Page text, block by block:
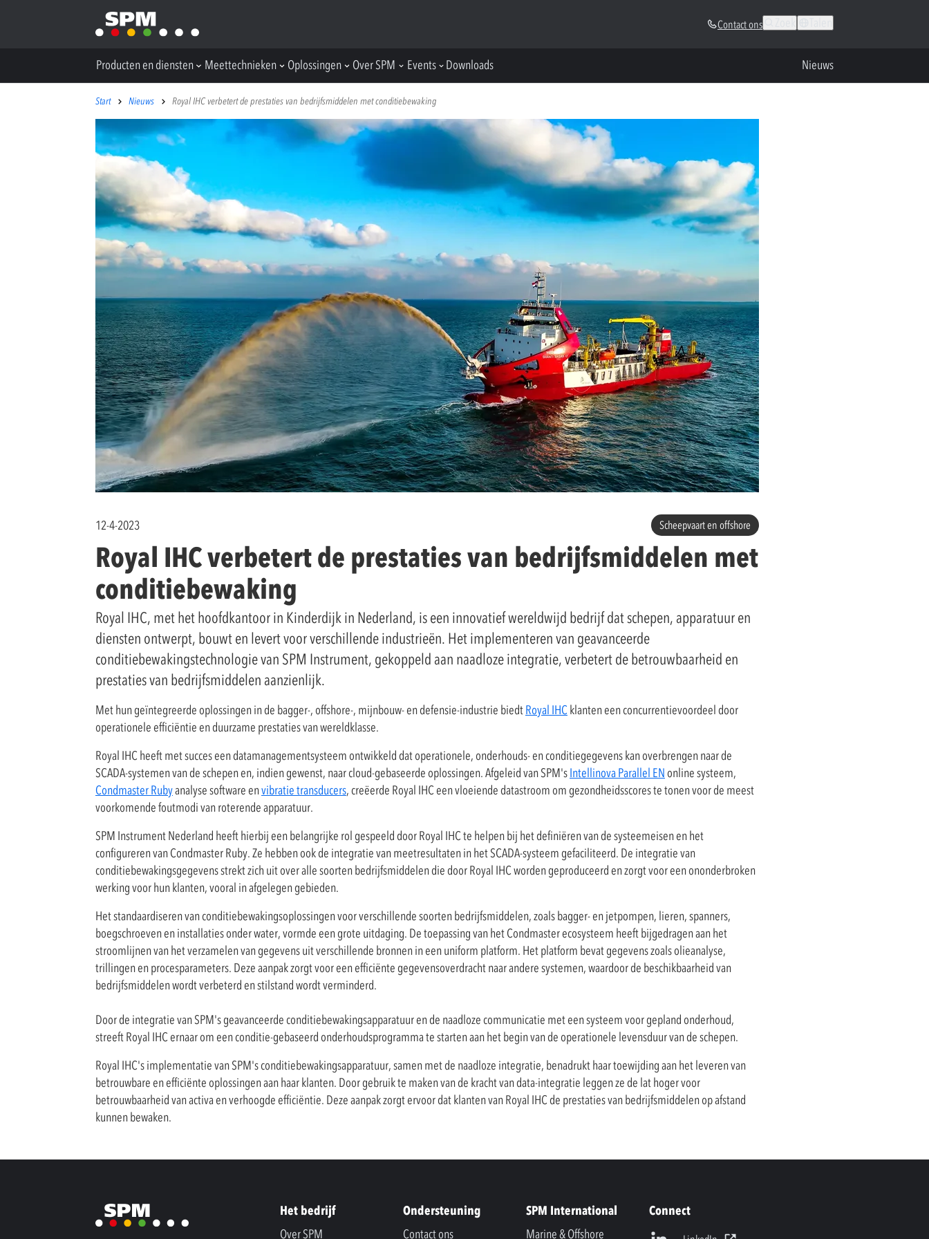
Contact ons
Producten en diensten Meettechnieken Oplossingen Over SPM Events Downloads Nieuws
Start Nieuws Royal IHC verbetert de prestaties van bedrijfsmiddelen met conditiebewaking
12-4-2023 Scheepvaart en offshore
Royal IHC verbetert de prestaties van bedrijfsmiddelen met
conditiebewaking
Royal IHC, met het hoofdkantoor in Kinderdijk in Nederland, is een innovatief wereldwijd bedrijf dat schepen, apparatuur en
diensten ontwerpt, bouwt en levert voor verschillende industrieën. Het implementeren van geavanceerde
conditiebewakingstechnologie van SPM Instrument, gekoppeld aan naadloze integratie, verbetert de betrouwbaarheid en
prestaties van bedrijfsmiddelen aanzienlijk.
Met hun geïntegreerde oplossingen in de bagger-, offshore-, mijnbouw- en defensie-industrie biedtRoyal IHCklanten een concurrentievoordeel door
operationele efficiëntie en duurzame prestaties van wereldklasse.
Royal IHC heeft met succes een datamanagementsysteem ontwikkeld dat operationele, onderhouds- en conditiegegevens kan overbrengen naar de
SCADA-systemen van de schepen en, indien gewenst, naar cloud-gebaseerde oplossingen. Afgeleid van SPM'sIntellinova Parallel ENonline systeem,
Condmaster Rubyanalyse software envibratie transducers, creëerde Royal IHC een vloeiende datastroom om gezondheidsscores te tonen voor de meest
voorkomende foutmodi van roterende apparatuur.
SPM Instrument Nederland heeft hierbij een belangrijke rol gespeeld door Royal IHC te helpen bij het definiëren van de systeemeisen en het
configureren van Condmaster Ruby. Ze hebben ook de integratie van meetresultaten in het SCADA-systeem gefaciliteerd. De integratie van
conditiebewakingsgegevens strekt zich uit over alle soorten bedrijfsmiddelen die door Royal IHC worden geproduceerd en zorgt voor een ononderbroken
werking voor hun klanten, vooral in afgelegen gebieden.
Het standaardiseren van conditiebewakingsoplossingen voor verschillende soorten bedrijfsmiddelen, zoals bagger- en jetpompen, lieren, spanners,
boegschroeven en installaties onder water, vormde een grote uitdaging. De toepassing van het Condmaster ecosysteem heeft bijgedragen aan het
stroomlijnen van het verzamelen van gegevens uit verschillende bronnen in een uniform platform. Het platform bevat gegevens zoals olieanalyse,
trillingen en procesparameters. Deze aanpak zorgt voor een efficiënte gegevensoverdracht naar andere systemen, waardoor de beschikbaarheid van
bedrijfsmiddelen wordt verbeterd en stilstand wordt verminderd.
Door de integratie van SPM's geavanceerde conditiebewakingsapparatuur en de naadloze communicatie met een systeem voor gepland onderhoud,
streeft Royal IHC ernaar om een conditie-gebaseerd onderhoudsprogramma te starten aan het begin van de operationele levensduur van de schepen.
Royal IHC's implementatie van SPM's conditiebewakingsapparatuur, samen met de naadloze integratie, benadrukt haar toewijding aan het leveren van
betrouwbare en efficiënte oplossingen aan haar klanten. Door gebruik te maken van de kracht van data-integratie leggen ze de lat hoger voor
betrouwbaarheid van activa en verhoogde efficiëntie. Deze aanpak zorgt ervoor dat klanten van Royal IHC de prestaties van bedrijfsmiddelen op afstand
kunnen bewaken.
Het bedrijf
Over SPM
Ondersteuning
Contact ons
SPM International
Marine & Offshore
Connect